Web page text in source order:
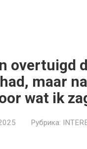
overtuigd
maar
wat ik
Рубрика: